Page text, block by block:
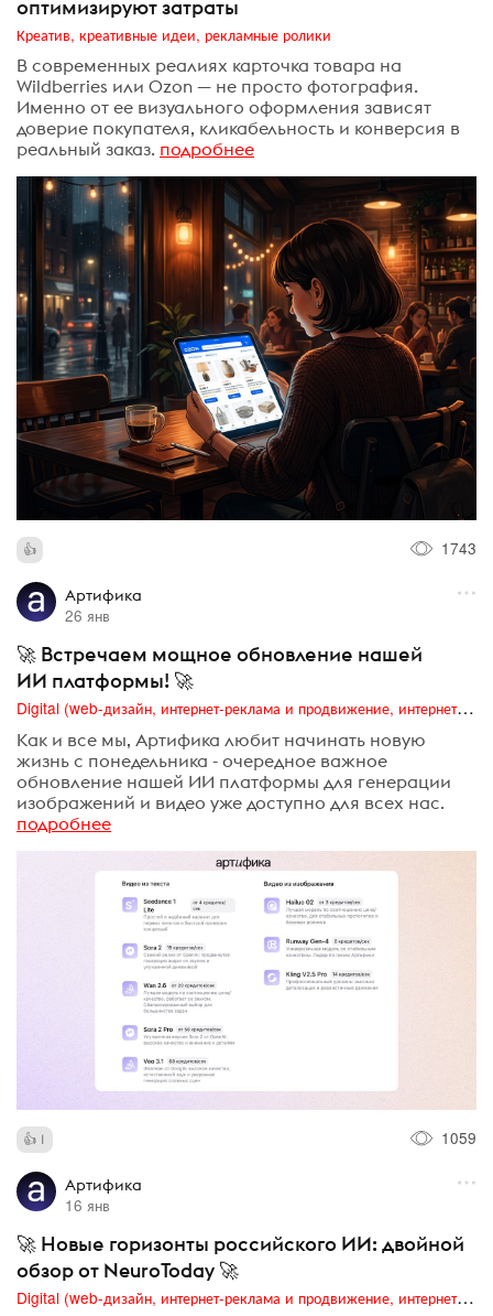
оптимизируют затраты
Креатив, креативные идеи, рекламные ролики
В современных реалиях карточка товара на
Wildberries или Ozon — не просто фотография.
Именно от ее визуального оформления зависят
доверие покупателя, кликабельность и конверсия в
реальный заказ. подробнее
1743
Артифика
26 янв
🚀 Встречаем мощное обновление нашей
ИИ платформы! 🚀
Digital (web-дизайн, интернет-реклама и продвижение, интернет-сообщества и блоги, интернет-коммуникации, мобильный маркетинг, реклама на цифровых экранах)
Как и все мы, Артифика любит начинать новую
жизнь с понедельника - очередное важное
обновление нашей ИИ платформы для генерации
изображений и видео уже доступно для всех нас.
подробнее
1 1059
Артифика
16 янв
🚀 Новые горизонты российского ИИ: двойной
обзор от NeuroToday 🚀
Digital (web-дизайн, интернет-реклама и продвижение, интернет-сообщества и блоги, интернет-коммуникации, мобильный маркетинг, реклама на цифровых экранах)